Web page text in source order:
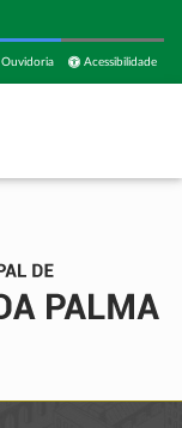
Acessibilidade
Ouvidoria